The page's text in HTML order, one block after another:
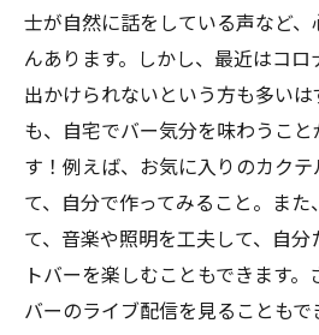
士が自然に話をしている声など、
んあります。しかし、最近はコ
出かけられないという方も多いは
も、自宅でバー気分を味わうこ
す！例えば、お気に入りのカク
て、自分で作ってみること。また
て、音楽や照明を工夫して、自分
トバーを楽しむこともできます
バーのライブ配信を見ることも